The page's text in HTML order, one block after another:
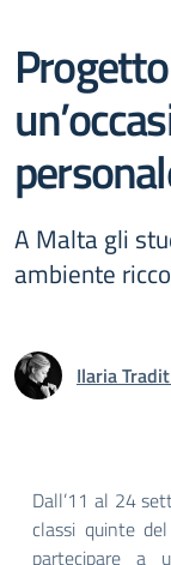
A Malta gli
ambiente
Ilaria
Dall’11 al 24
classi quinte
partecipare a